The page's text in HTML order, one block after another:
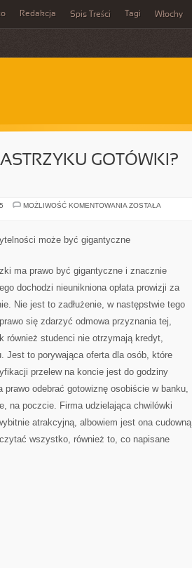
Redakcja Spis Treści Tagi Włochy
GOTÓWKI?
MOŻLIWOŚĆ KOMENTOWANIA PILNIE
TAK
ZOSTAŁA
może być gigantyczne
ma prawo być gigantyczne i znacznie
dochodzi nieunikniona opłata prowizji za
Nie jest to zadłużenie, w następstwie tego
się zdarzyć odmowa przyznania tej,
również studenci nie otrzymają kredyt,
Jest to porywająca oferta dla osób, które
przelew na koncie jest do godziny
odebrać gotowiznę osobiście w banku,
na poczcie. Firma udzielająca chwilówki
atrakcyjną, albowiem jest ona cudowną
wszystko, również to, co napisane